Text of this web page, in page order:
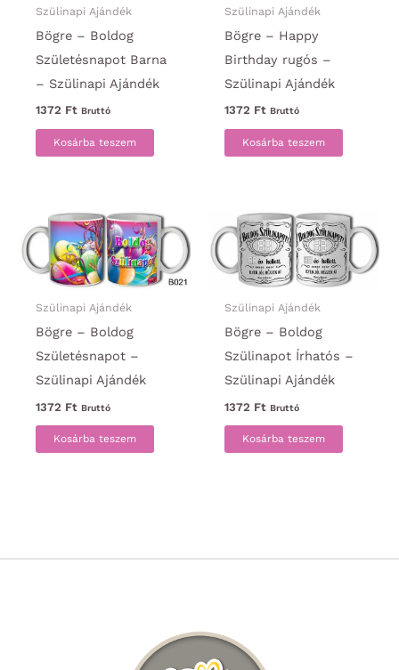
Szülinapi Ajándék
Bögre – Boldog
Születésnapot Barna
– Szülinapi Ajándék
1372 Ft Bruttó
Kosárba teszem
Szülinapi Ajándék
Bögre – Happy
Birthday rugós –
Szülinapi Ajándék
1372 Ft Bruttó
Kosárba teszem
Szülinapi Ajándék
Bögre – Boldog
Születésnapot –
Szülinapi Ajándék
1372 Ft Bruttó
Kosárba teszem
Szülinapi Ajándék
Bögre – Boldog
Szülinapot Írhatós –
Szülinapi Ajándék
1372 Ft Bruttó
Kosárba teszem